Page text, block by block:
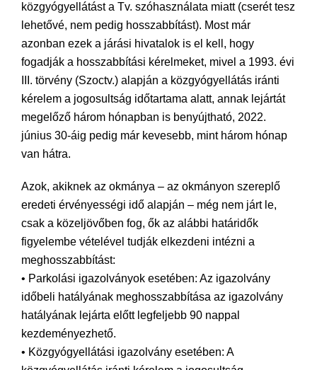
közgyógyellátást a Tv. szóhasználata miatt (cserét tesz
lehetővé, nem pedig hosszabbítást). Most már
azonban ezek a járási hivatalok is el kell, hogy
fogadják a hosszabbítási kérelmeket, mivel a 1993. évi
III. törvény (Szoctv.) alapján a közgyógyellátás iránti
kérelem a jogosultság időtartama alatt, annak lejártát
megelőző három hónapban is benyújtható, 2022.
június 30-áig pedig már kevesebb, mint három hónap
van hátra.
Azok, akiknek az okmánya – az okmányon szereplő
eredeti érvényességi idő alapján – még nem járt le,
csak a közeljövőben fog, ők az alábbi határidők
figyelembe vételével tudják elkezdeni intézni a
meghosszabbítást:
• Parkolási igazolványok esetében: Az igazolvány
időbeli hatályának meghosszabbítása az igazolvány
hatályának lejárta előtt legfeljebb 90 nappal
kezdeményezhető.
• Közgyógyellátási igazolvány esetében: A